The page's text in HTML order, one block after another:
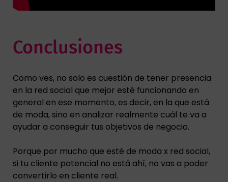
Conclusiones
Como ves, no solo es cuestión de tener presencia
en la red social que mejor esté funcionando en
general en ese momento, es decir, en la que está
de moda, sino en analizar realmente cuál te va a
ayudar a conseguir tus objetivos de negocio.
Porque por mucho que esté de moda x red social,
si tu cliente potencial no está ahí, no vas a poder
convertirlo en cliente real.